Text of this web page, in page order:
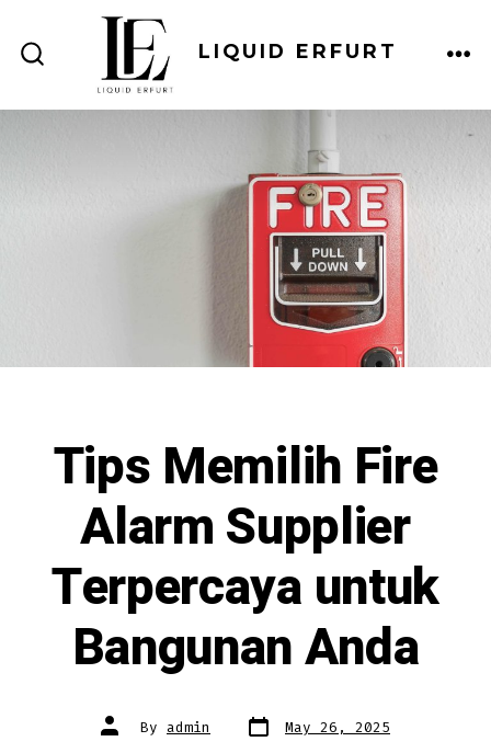
SEARCH
TOGGLE
LIQUID ERFURT
Tips Memilih Fire
Alarm Supplier
Terpercaya untuk
Bangunan Anda
Post
author
By admin Post
date
May 26, 2025